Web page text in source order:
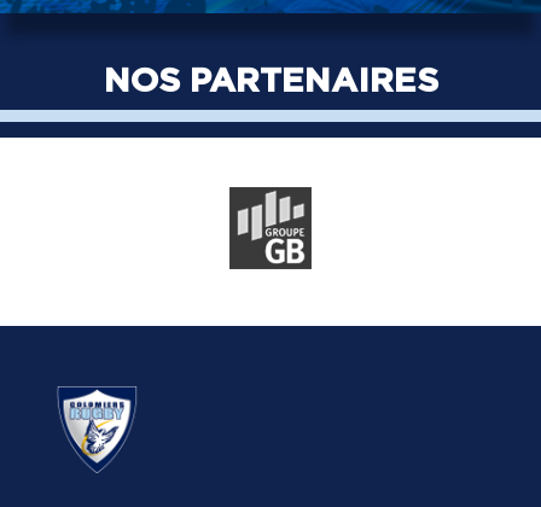
NOS PARTENAIRES